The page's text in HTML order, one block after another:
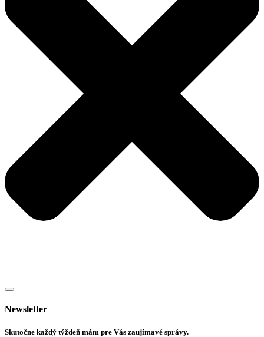
Newsletter
Skutočne každý týždeň mám pre Vás zaujímavé správy.